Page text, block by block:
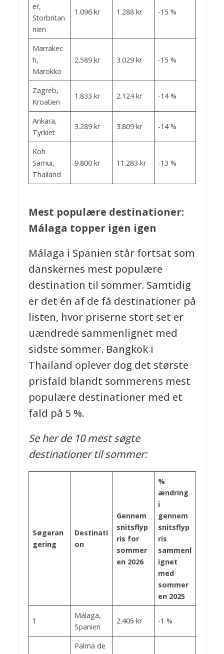
er,
Storbritan
nien
1.096 kr 1.288 kr -15 %
Marrakec
h,
Marokko
2.589 kr 3.029 kr -15 %
Zagreb,
Kroatien
1.833 kr 2.124 kr -14 %
Ankara,
Tyrkiet
3.289 kr 3.809 kr -14 %
Koh
Samui,
Thailand
9.800 kr 11.283 kr -13 %
Mest populære destinationer:
Málaga topper igen igen
Málaga i Spanien står fortsat som
danskernes mest populære
destination til sommer. Samtidig
er det én af de få destinationer på
listen, hvor priserne stort set er
uændrede sammenlignet med
sidste sommer. Bangkok i
Thailand oplever dog det største
prisfald blandt sommerens mest
populære destinationer med et
fald på 5 %.
Se her de 10 mest søgte
destinationer til sommer:
Søgeran
gering
Destinati
on
Gennem
snitsflyp
ris for
sommer
en 2026
%
ændring
i
gennem
snitsflyp
ris
sammenl
ignet
med
sommer
en 2025
1
Málaga,
Spanien
2.405 kr -1 %
Palma de